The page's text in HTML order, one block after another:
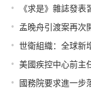
• 《求是》雜誌發
• 孟晚舟引渡案再次
• 世衛組織：全球新
• 美國疾控中心前主
• 國務院要求進一步